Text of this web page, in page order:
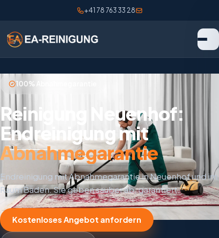
+41 78 763 33 28
100% Abnahmegarantie
Reinigung Neuenhof:
Endreinigung mit
Abnahmegarantie
Endreinigung mit Abnahmegarantie in Neuenhof und im
Raum Baden. Sie geben sauber ab, garantiert.
Kostenloses Angebot anfordern